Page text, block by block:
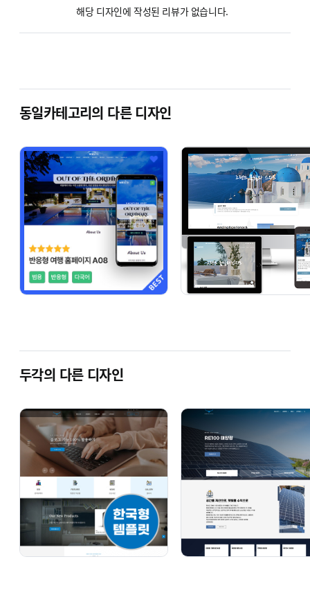
카페24 호스팅 결제
사용자 매뉴얼 보기
온라인 문의
누구나 쉽고 빠르게 100% 반응형 홈페이지
템플릿 주요기능
인사말, 조직도, 연혁, 팀원소개, 오시는 길 등
기본적인 페이지들은 물론이고 회사의 사업분야,
제품소개 페이지를 간편하게 생성하되 전문
디자이너가 만든 페이지처럼 보일 수 있도록
했습니다. 공지사항, 자료실, 보도자료, 갤러리,
문의하기 등 방문자들에게 정보나 자료를
제공하고 소통할 수 있는 페이지들도 준비해
두었습니다.
해당 디자인에 작성된 리뷰가 없습니다.
동일카테고리의 다른 디자인
두각의 다른 디자인